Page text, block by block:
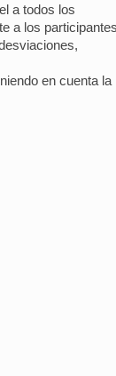
a todos los
a los participantes
en cuenta la